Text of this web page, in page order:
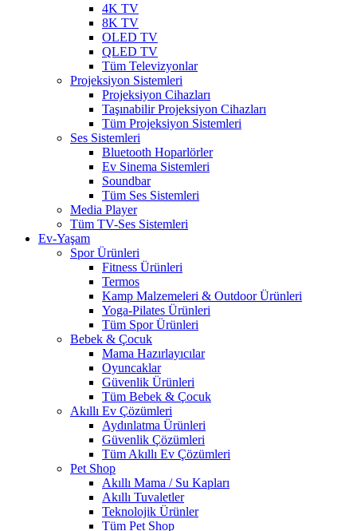
4K TV
8K TV
OLED TV
QLED TV
Tüm Televizyonlar
Projeksiyon Sistemleri
Projeksiyon Cihazları
Taşınabilir Projeksiyon Cihazları
Tüm Projeksiyon Sistemleri
Ses Sistemleri
Bluetooth Hoparlörler
Ev Sinema Sistemleri
Soundbar
Tüm Ses Sistemleri
Media Player
Tüm TV-Ses Sistemleri
Ev-Yaşam
Spor Ürünleri
Fitness Ürünleri
Termos
Kamp Malzemeleri & Outdoor Ürünleri
Yoga-Pilates Ürünleri
Tüm Spor Ürünleri
Bebek & Çocuk
Mama Hazırlayıcılar
Oyuncaklar
Güvenlik Ürünleri
Tüm Bebek & Çocuk
Akıllı Ev Çözümleri
Aydınlatma Ürünleri
Güvenlik Çözümleri
Tüm Akıllı Ev Çözümleri
Pet Shop
Akıllı Mama / Su Kapları
Akıllı Tuvaletler
Teknolojik Ürünler
Tüm Pet Shop